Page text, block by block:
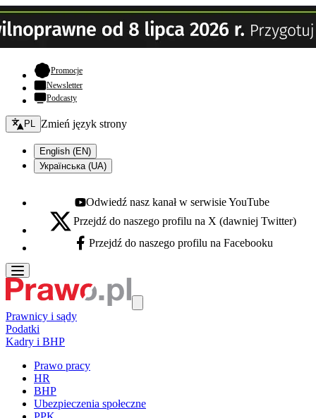
Promocje- otwiera się w nowej karcie
Newsletter
Podcasty
Zmień język - bieżący:
PL Zmień język strony
English (EN)
Українська (UA)
Youtube - otwiera się w nowej karcie
Odwiedź nasz kanał w serwisie YouTube
X - otwiera się w nowej karcie
Przejdź do naszego profilu na X (dawniej Twitter)
Facebook - otwiera się w nowej karcie
Przejdź do naszego profilu na Facebooku
Prawnicy i sądy
Podatki
Kadry i BHP
Prawo pracy
HR
BHP
Ubezpieczenia społeczne